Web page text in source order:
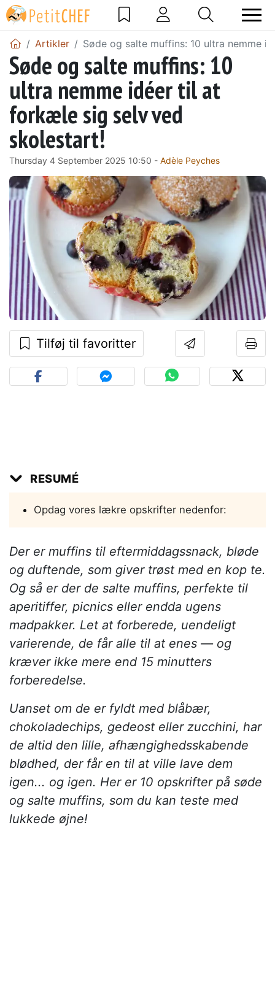
Artikler Søde og salte muffins: 10 ultra nemme
Søde og salte muffins: 10
ultra nemme idéer til at
forkæle sig selv ved
skolestart!
Thursday 4 September 2025 10:50 - Adèle Peyches
Tilføj til favoritter
RESUMÉ
Opdag vores lækre opskrifter nedenfor:
Der er muffins til eftermiddagssnack, bløde
og duftende, som giver trøst med en kop te.
Og så er der de salte muffins, perfekte til
aperitiffer, picnics eller endda ugens
madpakker. Let at forberede, uendeligt
varierende, de får alle til at enes — og
kræver ikke mere end 15 minutters
forberedelse.
Uanset om de er fyldt med blåbær,
chokoladechips, gedeost eller zucchini, har
de altid den lille, afhængighedsskabende
blødhed, der får en til at ville lave dem
igen... og igen. Her er 10 opskrifter på søde
og salte muffins, som du kan teste med
lukkede øjne!